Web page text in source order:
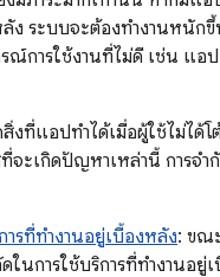
ง ระบบจะต้องทำงานหนัก
ณ์การใช้งานที่ไม่ดี เช่น แอ
งที่แอปทำได้เมื่อผู้ใช้ไม่ได้
จะเกิดปัญหาเหล่านี้ การจำ
ารที่ทำงานอยู่เบื้องหลัง: ขณ
ในการใช้บริการที่ทำงานอยู่